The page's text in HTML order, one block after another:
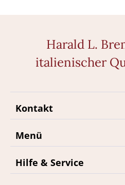
Harald L.
italienischer
Kontakt
Menü
Hilfe & Service